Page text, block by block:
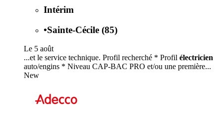
Intérim
•Sainte-Cécile (85)
Le 5 août
...et le service technique. Profil recherché * Profil électricien
auto/engins * Niveau CAP-BAC PRO et/ou une première...
New